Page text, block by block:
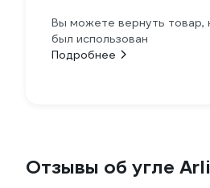
Вы можете вернуть товар,
был использован
Подробнее
Отзывы об угле